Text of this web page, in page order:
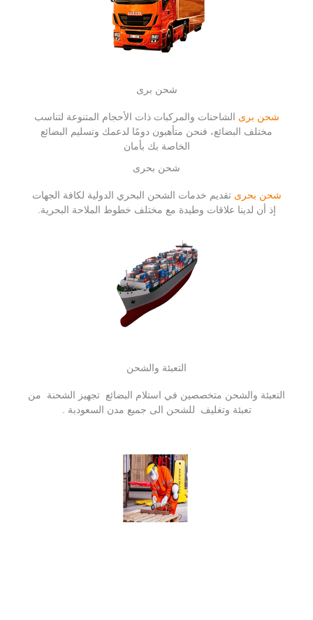
شحن برى
شحن برى الشاحنات والمركبات ذات الأحجام المتنوعة لتناسب
مختلف البضائع، فنحن متأهبون دومًا لدعمك وتسليم البضائع
الخاصة بك بأمان
شحن بحرى
شحن بحرى تقديم خدمات الشحن البحري الدولية لكافة الجهات
إذ أن لدينا علاقات وطيدة مع مختلف خطوط الملاحة البحرية.
التعبئة والشحن
التعبئة والشحن متخصصين في استلام البضائع تجهيز الشحنة من
تعبئة وتغليف للشحن الى جميع مدن السعودبة .